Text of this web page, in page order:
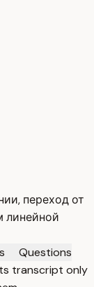
переход от
линейной
Questions
transcript only